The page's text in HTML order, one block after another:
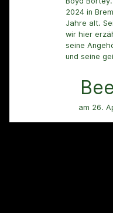
Boyd
2024 in
Jahre alt.
wir hier
seine
und seine
am 26.